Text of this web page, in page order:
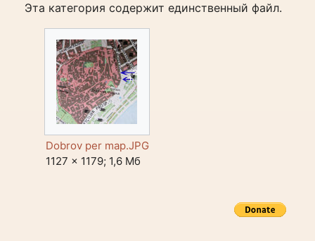
Эта категория содержит единственный файл.
Dobrov per map.JPG
1127 × 1179; 1,6 Мб